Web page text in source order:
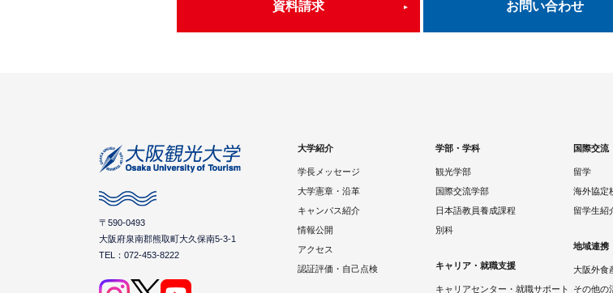
資料請求 お問い合わせ
〒590-0493
大阪府泉南郡熊取町大久保南5-3-1
TEL：072-453-8222
大学紹介
学長メッセージ
大学憲章・沿革
キャンパス紹介
情報公開
アクセス
認証評価・自己点検
学部・学科
観光学部
国際交流学部
日本語教員養成課程
別科
キャリア・就職支援
キャリアセンター・就職サポート
国際交流
留学
海外協定
留学生紹
地域連携
大阪外食
その他の